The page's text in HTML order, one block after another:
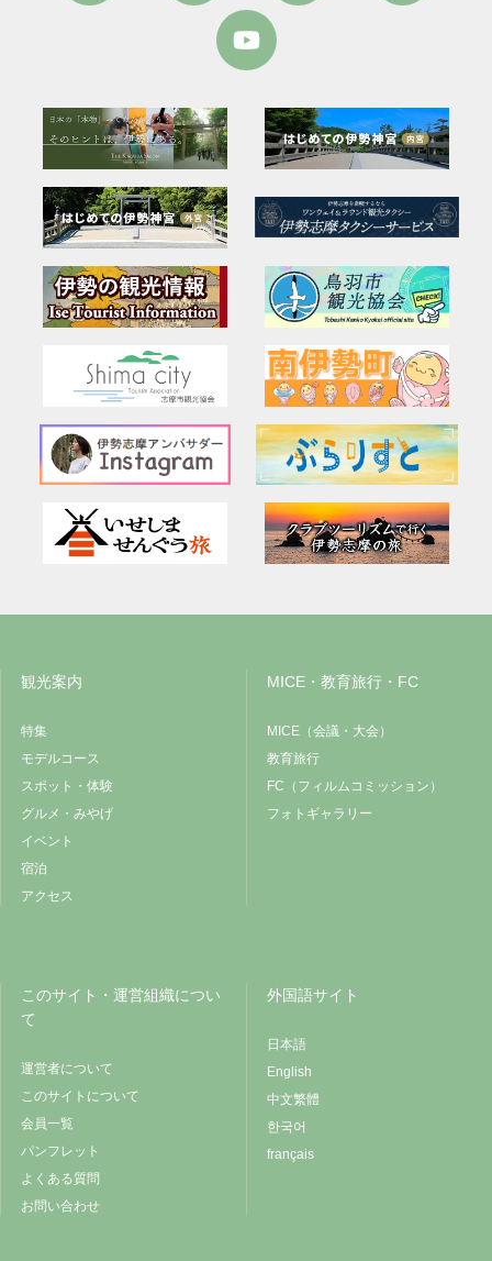
観光案内
特集
モデルコース
スポット・体験
グルメ・みやげ
イベント
宿泊
アクセス
MICE・教育旅行・FC
MICE（会議・大会）
教育旅行
FC（フィルムコミッション）
フォトギャラリー
このサイト・運営組織につい
て
運営者について
このサイトについて
会員一覧
パンフレット
よくある質問
お問い合わせ
外国語サイト
日本語
English
中文繁體
한국어
français